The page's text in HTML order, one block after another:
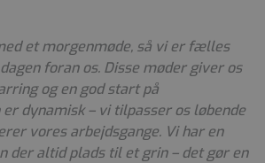
et morgenmøde, så vi er fælles
foran os. Disse møder giver os
og en god start på
er dynamisk – vi tilpasser os løbende
vores arbejdsgange. Vi har en
der altid plads til et grin – det gør en